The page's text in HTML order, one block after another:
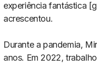
experiência fantástica
acrescentou.
Durante a pandemia,
anos. Em 2022,